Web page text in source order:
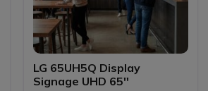
LG 65UH5Q Display
Signage UHD 65''